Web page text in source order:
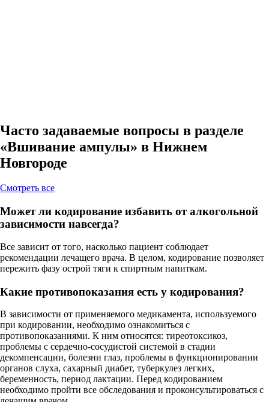
Часто задаваемые вопросы в разделе
«Вшивание ампулы» в Нижнем
Новгороде
Cмотреть все
Может ли кодирование избавить от алкогольной
зависимости навсегда?
Все зависит от того, насколько пациент соблюдает
рекомендации лечащего врача. В целом, кодирование позволяет
пережить фазу острой тяги к спиртным напиткам.
Какие противопоказания есть у кодирования?
В зависимости от применяемого медикамента, используемого
при кодировании, необходимо ознакомиться с
противопоказаниями. К ним относятся: тиреотоксикоз,
проблемы с сердечно-сосудистой системой в стадии
декомпенсации, болезни глаз, проблемы в функционировании
органов слуха, сахарный диабет, туберкулез легких,
беременность, период лактации. Перед кодированием
необходимо пройти все обследования и проконсультироваться с